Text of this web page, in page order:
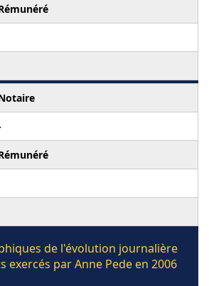
de l'évolution journalière
exercés par Anne Pede en 2006